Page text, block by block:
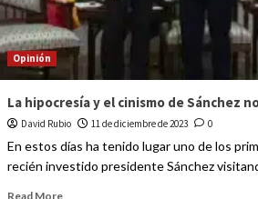
Opinión
La hipocresía y el cinismo de Sánchez
David Rubio 11 de diciembre de 2023 0
En estos días ha tenido lugar uno de los
recién investido presidente Sánchez
Read More